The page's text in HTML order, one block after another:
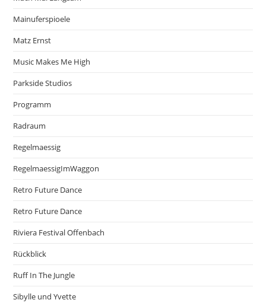
Mainuferspioele
Matz Ernst
Music Makes Me High
Parkside Studios
Programm
Radraum
Regelmaessig
RegelmaessigImWaggon
Retro Future Dance
Retro Future Dance
Riviera Festival Offenbach
Rückblick
Ruff In The Jungle
Sibylle und Yvette